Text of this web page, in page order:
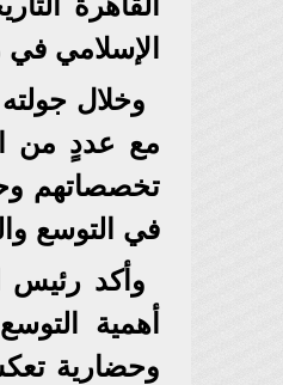
الإسلامي
وخلال
مع عددٍ من
تخصصاتهم
في التوسع
وأكد رئيس
أهمية
وحضارية